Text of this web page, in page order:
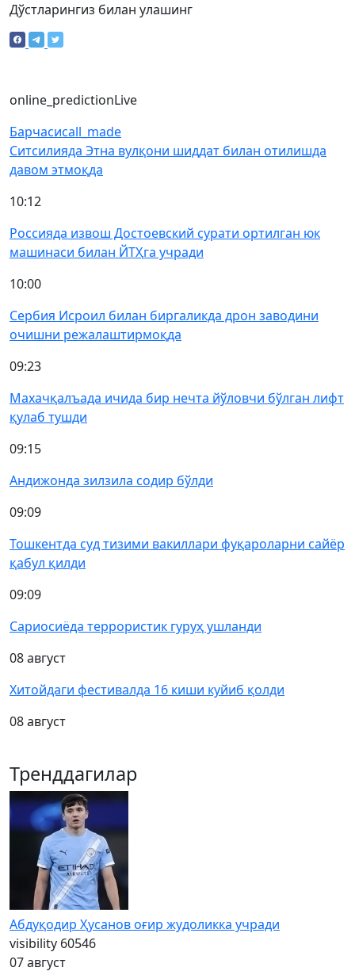
Дўстларингиз билан улашинг
online_predictionLive
Барчасиcall_made
Ситсилияда Этна вулқони шиддат билан отилишда
давом этмоқда
10:12
Россияда извош Достоевский сурати ортилган юк
машинаси билан ЙТҲга учради
10:00
Сербия Исроил билан биргаликда дрон заводини
очишни режалаштирмоқда
09:23
Махачқалъада ичида бир нечта йўловчи бўлган лифт
қулаб тушди
09:15
Андижонда зилзила содир бўлди
09:09
Тошкентда суд тизими вакиллари фуқароларни сайёр
қабул қилди
09:09
Сариосиёда террористик гуруҳ ушланди
08 август
Хитойдаги фестивалда 16 киши куйиб қолди
08 август
Тренддагилар
Абдуқодир Ҳусанов оғир жудоликка учради
visibility 60546
07 август